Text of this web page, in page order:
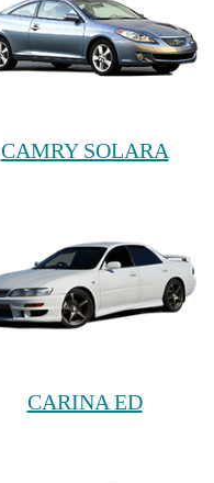
CAMRY SOLARA
CARINA ED